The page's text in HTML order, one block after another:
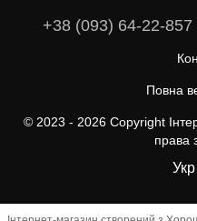
+38 (093) 64-22-857
Повна
© 2023 - 2026 Copyright
права
Укр